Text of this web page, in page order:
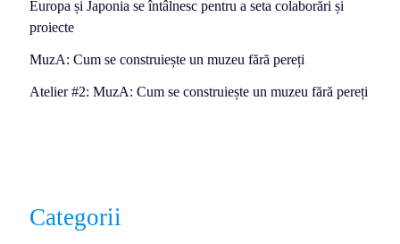
Europa și Japonia se întâlnesc pentru a seta colaborări și
proiecte
MuzA: Cum se construiește un muzeu fără pereți
Atelier #2: MuzA: Cum se construiește un muzeu fără pereți
Categorii